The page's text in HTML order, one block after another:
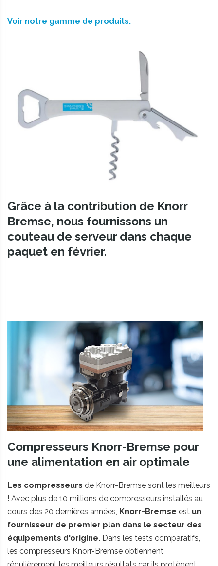
Voir notre gamme de produits.
Grâce à la contribution de Knorr
Bremse, nous fournissons un
couteau de serveur dans chaque
paquet en février.
Compresseurs Knorr-Bremse pour
une alimentation en air optimale
Les compresseurs de Knorr-Bremse sont les meilleurs
! Avec plus de 10 millions de compresseurs installés au
cours des 20 dernières années, Knorr-Bremse est un
fournisseur de premier plan dans le secteur des
équipements d'origine. Dans les tests comparatifs,
les compresseurs Knorr-Bremse obtiennent